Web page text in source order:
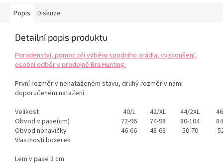
Popis Diskuze
Detailní popis produktu
Poradenství, pomoc při výběru spodního prádla, vyzkoušení,
osobní odběr v prodejně Bra Hunting.
První rozměr v nenataženém stavu, druhý rozměr v námi
doporučeném natažení.
Velikost
40/L 42/XL 44/2XL
Obvod v pase(cm)
72-96 74-98 80-104
Obvod nohavičky
46-66 48-68 50-70
Vlastnosti boxerek
Lem v pase 3 cm